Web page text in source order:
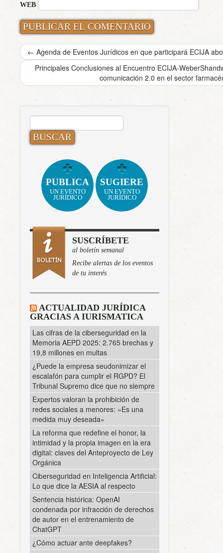
WEB
← Agenda de Eventos Jurídicos en que participará ECIJA
Principales Conclusiones al Encuentro ECIJA-
comunicación 2.0 en el sector
BUSCAR:
PUBLICA
UN EVENTO
JURÍDICO
SUGIERE
UN EVENTO
JURÍDICO
SUSCRÍBETE
al boletín semanal
Recibe alertas de los eventos
de tu interés
ACTUALIDAD JURÍDICA
GRACIAS A IURISMATICA
Las cifras de la ciberseguridad en la
Memoria AEPD 2025: 2.765 brechas y
19,8 millones en multas
¿Puede la empresa seudonimizar el
escalafón para cumplir el RGPD? El
Tribunal Supremo dice que no siempre
Expertos valoran la prohibición de
redes sociales a menores: «Es una
medida muy deseada»
La reforma que redefine el honor, la
intimidad y la propia imagen en la era
digital: claves del Anteproyecto de Ley
Orgánica
Ciberseguridad en Inteligencia Artificial:
Lo que dice la AESIA al respecto
Sentencia histórica: OpenAI
condenada por infracción de derechos
de autor en el entrenamiento de
ChatGPT
¿Cómo actuar ante deepfakes?